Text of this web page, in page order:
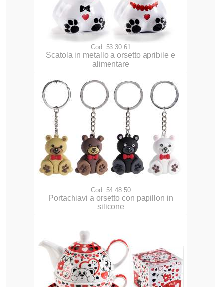
Cod. 53.30.61
Scatola in metallo a orsetto apribile e
alimentare
Cod. 54.48.50
Portachiavi a orsetto con papillon in
silicone